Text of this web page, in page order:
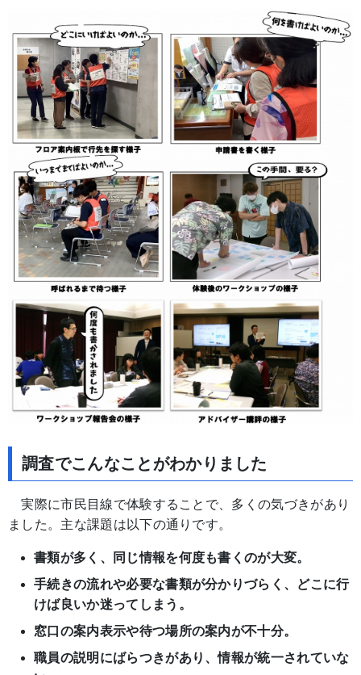
調査でこんなことがわかりました
実際に市民目線で体験することで、多くの気づきがあり
ました。主な課題は以下の通りです。
書類が多く、同じ情報を何度も書くのが大変。
手続きの流れや必要な書類が分かりづらく、どこに行
けば良いか迷ってしまう。
窓口の案内表示や待つ場所の案内が不十分。
職員の説明にばらつきがあり、情報が統一されていな